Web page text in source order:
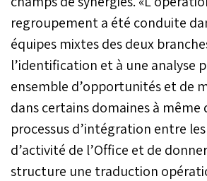
regroupement a été conduite
équipes mixtes des deux
l’identification et à une analyse
ensemble d’opportunités et de
dans certains domaines à même
processus d’intégration entre
d’activité de l’Office et de
structure une traduction